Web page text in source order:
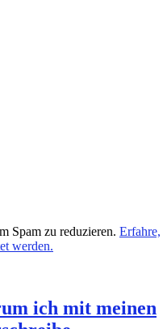
Spam zu reduzieren. Erfahre,
werden.
ich mit meinen